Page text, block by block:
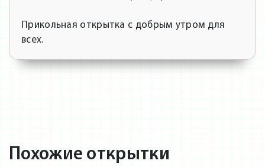
Прикольная открытка с добрым утром для
всех.
Похожие открытки